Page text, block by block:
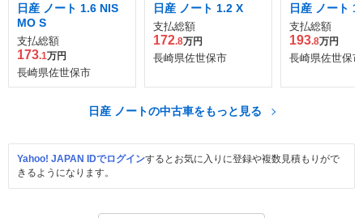
日産 ノート 1.6 NIS
MO S
支払総額
173.1万円
長崎県佐世保市
日産 ノート 1.2 X
支払総額
172.8万円
長崎県佐世保市
日産 ノート
支払総額
193.8万円
長崎県佐世保市
日産 ノートの中古車をもっと見る
Yahoo! JAPAN IDでログインするとお気に入りに登録や複数見積もりがで
きるようになります。